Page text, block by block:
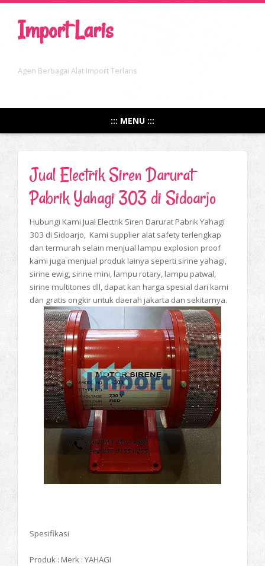
Import Laris
Agen Berbagai Alat Import Terlaris
::: MENU :::
Jual Electrik Siren Darurat
Pabrik Yahagi 303 di Sidoarjo
Hubungi Kami Jual Electrik Siren Darurat Pabrik Yahagi
303 di Sidoarjo, Kami supplier alat safety terlengkap
dan termurah selain menjual lampu explosion proof
kami juga menjual produk lainya seperti sirine yahagi,
sirine ewig, sirine mini, lampu rotary, lampu patwal,
sirine multitones dll, dapat kan harga spesial dari kami
dan gratis ongkir untuk daerah jakarta dan sekitarnya.
Spesifikasi
Produk : Merk : YAHAGI